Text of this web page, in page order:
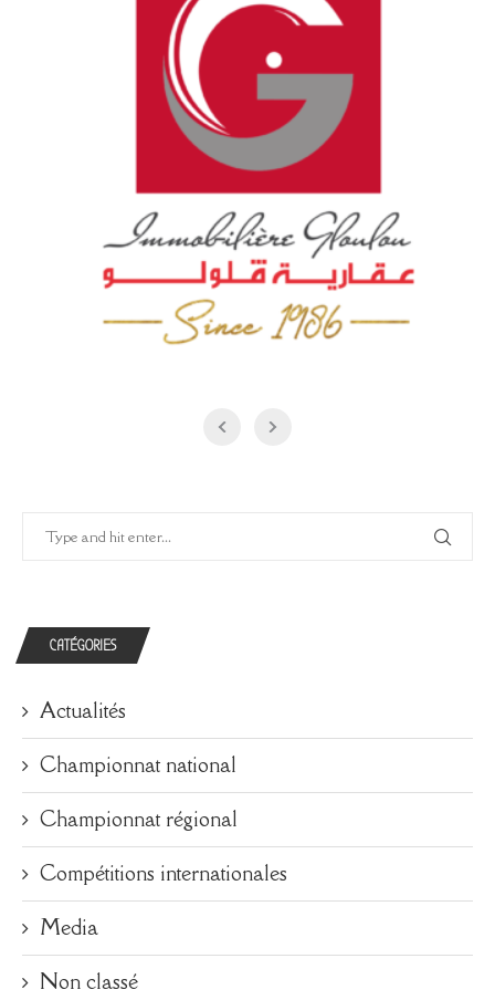
CATÉGORIES
Actualités
Championnat national
Championnat régional
Compétitions internationales
Media
Non classé